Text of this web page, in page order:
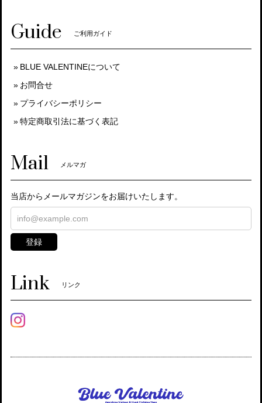
Guide ご利用ガイド
BLUE VALENTINEについて
お問合せ
プライバシーポリシー
特定商取引法に基づく表記
Mail メルマガ
当店からメールマガジンをお届けいたします。
登録
Link リンク